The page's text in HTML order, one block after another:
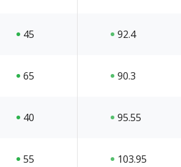
45 92.4
65 90.3
40 95.55
55 103.95